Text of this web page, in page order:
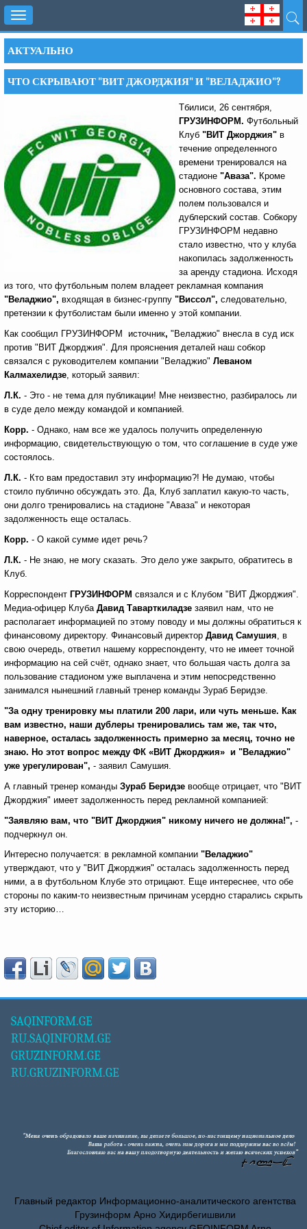
Toggle
navigation
АКТУАЛЬНО
ЧТО СКРЫВАЮТ "ВИТ ДЖОРДЖИЯ" И "ВЕЛАДЖИО"?
Тбилиси, 26 сентября,
ГРУЗИНФОРМ. Футбольный
Клуб "ВИТ Джорджия" в
течение определенного
времени тренировался на
стадионе "Аваза". Кроме
основного состава, этим
полем пользовался и
дублерский состав. Собкору
ГРУЗИНФОРМ недавно
стало известно, что у клуба
накопилась задолженность
за аренду стадиона. Исходя
из того, что футбольным полем владеет рекламная компания
"Веладжио", входящая в бизнес-группу "Виссол", следовательно,
претензии к футболистам были именно у этой компании.
Как сообщил ГРУЗИНФОРМ источник, "Веладжио" внесла в суд иск
против "ВИТ Джорджия". Для прояснения деталей наш собкор
связался с руководителем компании "Веладжио" Леваном
Калмахелидзе, который заявил:
Л.К. - Это - не тема для публикации! Мне неизвестно, разбиралось ли
в суде дело между командой и компанией.
Корр. - Однако, нам все же удалось получить определенную
информацию, свидетельствующую о том, что соглашение в суде уже
состоялось.
Л.К. - Кто вам предоставил эту информацию?! Не думаю, чтобы
стоило публично обсуждать это. Да, Клуб заплатил какую-то часть,
они долго тренировались на стадионе "Аваза" и некоторая
задолженность еще осталась.
Корр. - О какой сумме идет речь?
Л.К. - Не знаю, не могу сказать. Это дело уже закрыто, обратитесь в
Клуб.
Корреспондент ГРУЗИНФОРМ связался и с Клубом "ВИТ Джорджия".
Медиа-офицер Клуба Давид Таварткиладзе заявил нам, что не
располагает информацией по этому поводу и мы должны обратиться к
финансовому директору. Финансовый директор Давид Самушия, в
свою очередь, ответил нашему корреспонденту, что не имеет точной
информацию на сей счёт, однако знает, что большая часть долга за
пользование стадионом уже выплачена и этим непосредственно
занимался нынешний главный тренер команды Зураб Беридзе.
"За одну тренировку мы платили 200 лари, или чуть меньше. Как
вам известно, наши дублеры тренировались там же, так что,
наверное, осталась задолженность примерно за месяц, точно не
знаю. Но этот вопрос между ФК «ВИТ Джорджия» и "Веладжио"
уже урегулирован", - заявил Самушия.
А главный тренер команды Зураб Беридзе вообще отрицает, что "ВИТ
Джорджия" имеет задолженность перед рекламной компанией:
"Заявляю вам, что "ВИТ Джорджия" никому ничего не должна!", -
подчеркнул он.
Интересно получается: в рекламной компании "Веладжио"
утверждают, что у "ВИТ Джорджия" осталась задолженность перед
ними, а в футбольном Клубе это отрицают. Еще интереснее, что обе
стороны по каким-то неизвестным причинам усердно старались скрыть
эту историю…
SAQINFORM.GE
RU.SAQINFORM.GE
GRUZINFORM.GE
RU.GRUZINFORM.GE
Главный редактор Информационно-аналитического агентства
Грузинформ Арно Хидирбегишвили